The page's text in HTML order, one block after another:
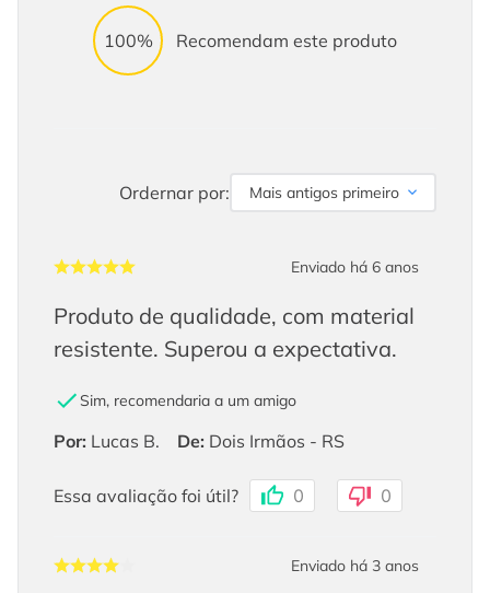
100% Recomendam este produto
Ordernar por: Mais antigos primeiro
Enviado há 6 anos
Produto de qualidade, com material
resistente. Superou a expectativa.
Sim, recomendaria a um amigo
Por: Lucas B. De: Dois Irmãos - RS
Essa avaliação foi útil? 0 0
Enviado há 3 anos